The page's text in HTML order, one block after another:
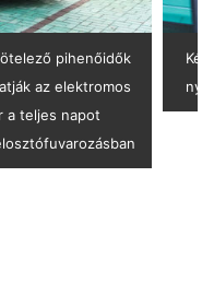
pihenőidők
az elektromos
a teljes napot